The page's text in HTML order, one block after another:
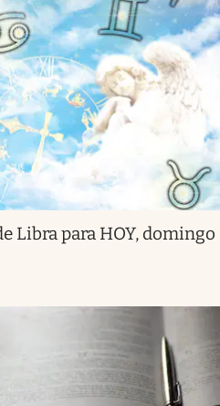
Libra para HOY, domingo